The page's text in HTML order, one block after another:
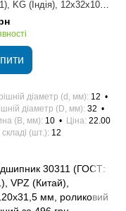
KG (Індія), 12х32х10
радіальний
діаметр (d, мм) 12
діаметр (D, мм) 32
(B, мм) 10 Ціна 22.00
(шт.) 12